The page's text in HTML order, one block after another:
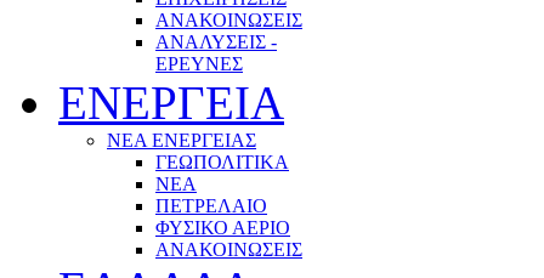
ΑΝΑΚΟΙΝΩΣΕΙΣ
ΑΝΑΛΥΣΕΙΣ -
ΕΡΕΥΝΕΣ
ΕΝΕΡΓΕΙΑ
ΝΕΑ ΕΝΕΡΓΕΙΑΣ
ΓΕΩΠΟΛΙΤΙΚΑ
ΝΕΑ
ΠΕΤΡΕΛΑΙΟ
ΦΥΣΙΚΟ ΑΕΡΙΟ
ΑΝΑΚΟΙΝΩΣΕΙΣ